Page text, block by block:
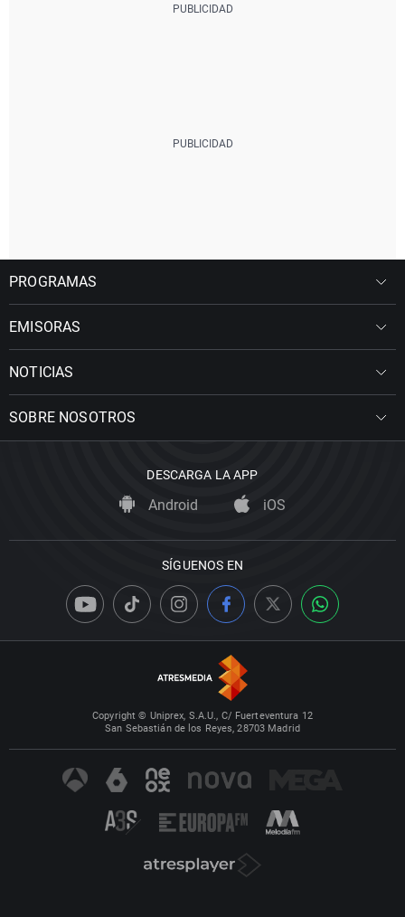
PROGRAMAS
EMISORAS
NOTICIAS
SOBRE NOSOTROS
DESCARGA LA APP
Android iOS
SÍGUENOS EN
Copyright © Uniprex, S.A.U., C/ Fuerteventura 12
San Sebastián de los Reyes, 28703 Madrid